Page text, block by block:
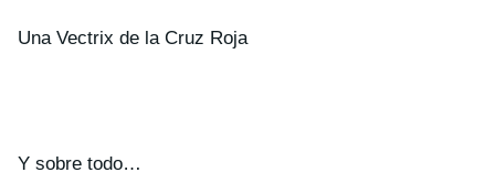
Una Vectrix de la Cruz Roja
Y sobre todo…